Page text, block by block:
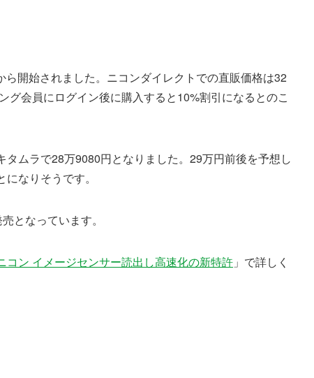
開始されました。ニコンダイレクトでの直販価格は32
グ会員にログイン後に購入すると10%割引になるとのこ
ムラで28万9080円となりました。29万円前後を予想し
なりそうです。
となっています。
コン イメージセンサー読出し高速化の新特許 」で詳しく